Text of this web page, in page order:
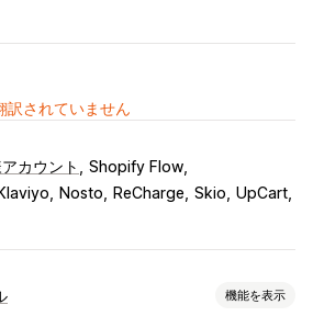
訳されていません
カウント
Shopify Flow
Klaviyo Nosto ReCharge Skio UpCart
機能を表示